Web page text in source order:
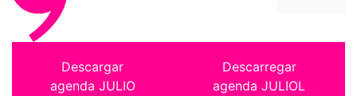
Descargar
agenda JULIO
Descarregar
agenda JULIOL